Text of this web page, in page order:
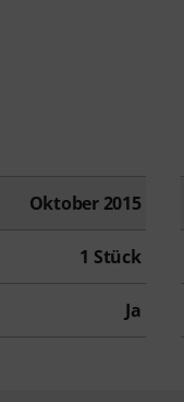
Oktober 2015
1 Stück
Ja